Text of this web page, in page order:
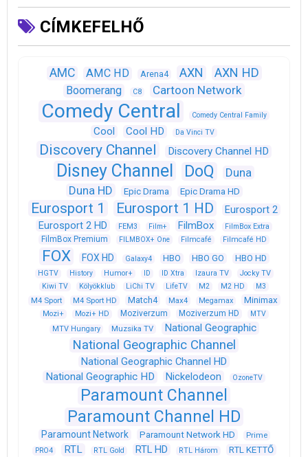
CÍMKEFELHŐ
AMC AMC HD Arena4 AXN AXN HD
Boomerang C8 Cartoon Network
Comedy Central Comedy Central Family
Cool Cool HD Da Vinci TV
Discovery Channel Discovery Channel HD
Disney Channel DoQ
Duna
Duna HD
Epic Drama Epic Drama HD
Eurosport 1 Eurosport 1 HD
Eurosport 2
Eurosport 2 HD
FEM3 Film+ FilmBox FilmBox Extra
FilmBox Premium FILMBOX+ One Filmcafé Filmcafé HD
FOX FOX HD Galaxy4 HBO HBO GO HBO HD
HGTV History Humor+ ID ID Xtra Izaura TV
Jocky TV
Kiwi TV
Kölyökklub LiChi TV LifeTV M2 M2 HD M3
M4 Sport M4 Sport HD Match4 Max4 Megamax Minimax
Mozi+ Mozi+ HD Moziverzum Moziverzum HD
MTV
MTV Hungary
Muzsika TV National Geographic
National Geographic Channel
National Geographic Channel HD
National Geographic HD
Nickelodeon OzoneTV
Paramount Channel
Paramount Channel HD
Paramount Network Paramount Network HD Prime
PRO4 RTL RTL Gold RTL HD RTL Három RTL KETTŐ